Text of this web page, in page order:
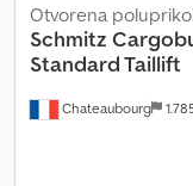
Chateaubourg
Otvorena
Schmitz
Standard Taillift